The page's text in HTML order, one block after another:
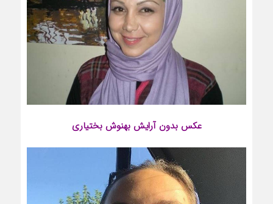
عکس بدون آرایشبهنوش بختیاری